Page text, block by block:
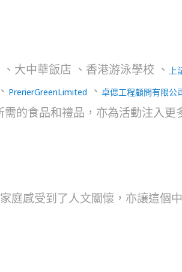
大中華飯店 、香港游泳學校 、 上
、 PrerierGreenLimited 、 卓偲工程顧問有限公
的食品和禮品，亦為活動注入更
庭感受到了人文關懷，亦讓這個